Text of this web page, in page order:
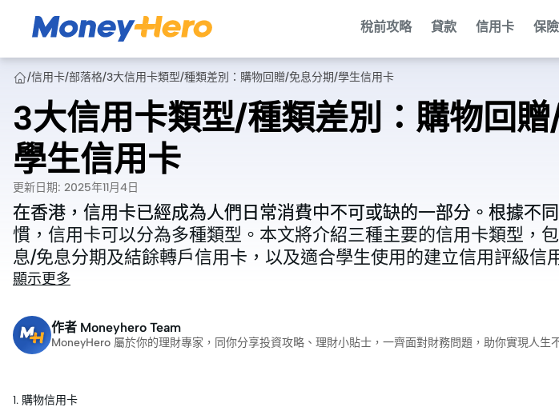
稅前攻略 貸款 信用卡 保險
/信用卡/部落格/3大信用卡類型/種類差別：購物回贈/免息分期/學生信用卡
3大信用卡類型/種類差別：購物回
學生信用卡
更新日期: 2025年11月4日
在香港，信用卡已經成為人們日常消費中不可或缺的一部分。根據不
慣，信用卡可以分為多種類型。本文將介紹三種主要的信用卡類型，
息/免息分期及結餘轉戶信用卡，以及適合學生使用的建立信用評級信
在香港，信用卡已經成為人們日常消費中不可或缺的一部分。根據不
慣，信用卡可以分為多種類型。本文將介紹三種主要的信用卡類型，
息/免息分期及結餘轉戶信用卡，以及適合學生使用的建立信用評級信
顯示更多
作者 Moneyhero Team
MoneyHero 屬於你的理財專家，同你分享投資攻略、理財小貼士，一齊面對財務問題，助你實現人生
1. 購物信用卡